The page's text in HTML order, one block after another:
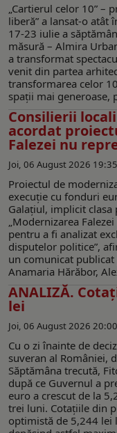
„Cartierul celor 10” –
liberă” a lansat-o atât
17-23 iulie a
măsură – Almira
a transformat
venit din partea
transformarea celor
spații mai generoase,
Consilierii
acordat
Falezei nu
Joi, 06 August 2026
Proiectul de
execuţie cu fonduri
Galaţiul, implicit clasa
„Modernizarea
pentru a fi analizat
disputelor politice”,
un comunicat
Anamaria Hărăbor,
ANALIZĂ.
lei
Joi, 06 August 2026
Cu o zi înainte de
suveran al României,
Săptămâna trecută,
după ce Guvernul a
euro a crescut de la
trei luni. Cotațiile din
optimistă de 5,244 lei